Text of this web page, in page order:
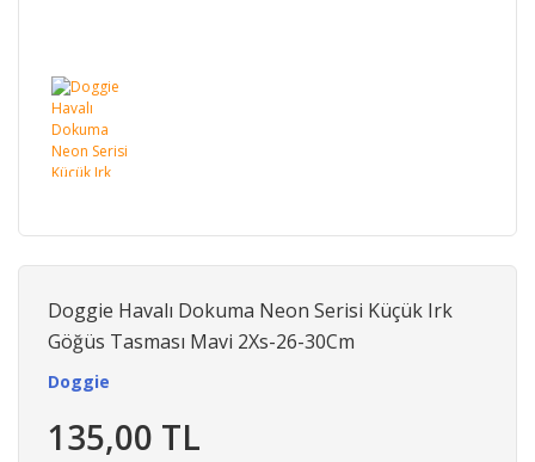
Doggie Havalı Dokuma Neon Serisi Küçük Irk
Göğüs Tasması Mavi 2Xs-26-30Cm
Doggie
135,00 TL